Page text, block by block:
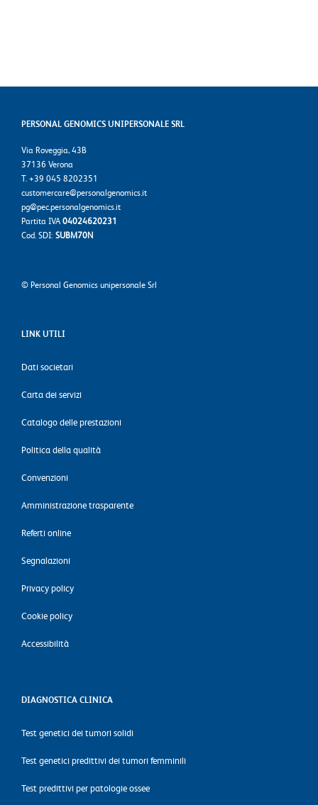
PERSONAL GENOMICS UNIPERSONALE SRL
Via Roveggia, 43B
37136 Verona
T. +39 045 8202351
customercare@personalgenomics.it
pg@pec.personalgenomics.it
Partita IVA04024620231
Cod. SDI: SUBM70N
© Personal Genomics unipersonale Srl
LINK UTILI
Dati societari
Carta dei servizi
Catalogo delle prestazioni
Politica della qualità
Convenzioni
Amministrazione trasparente
Referti online
Segnalazioni
Privacy policy
Cookie policy
Accessibilità
DIAGNOSTICA CLINICA
Test genetici dei tumori solidi
Test genetici predittivi dei tumori femminili
Test predittivi per patologie ossee